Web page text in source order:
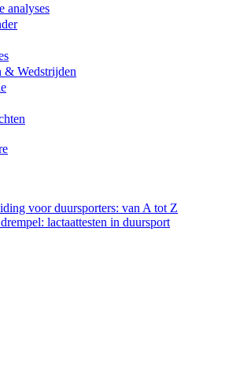
analyses
& Wedstrijden
voor duursporters: van A tot Z
lactaattesten in duursport